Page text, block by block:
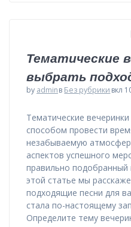
Тематические
выбрать
by adminв Без рубрики вкл
Тематические
способом провести
незабываемую
аспектов успешного
правильно подобранный
этой статье мы
подходящие песни для
стала по-настоящему
Определите тему